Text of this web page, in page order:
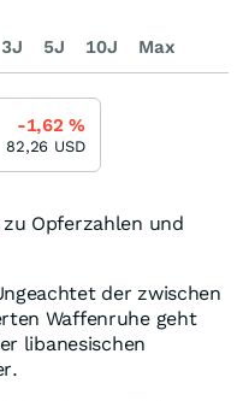
Opferzahlen und
der zwischen
Waffenruhe geht
libanesischen
3J 5J 10J Max
-1,62%
82,26 USD